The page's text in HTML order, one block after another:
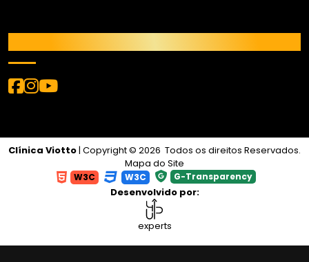
Clínica Viotto| Copyright © 2026 Todos os direitos Reservados.
Mapa do Site
W3C W3C G-Transparency
Desenvolvido por:
experts